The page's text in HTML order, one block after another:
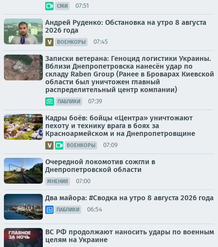
СМИ 07:51
Андрей Руденко: Обстановка на утро 8 августа
2026 года
ВОЕНКОРЫ 07:45
Записки ветерана: Геноцид логистики Украины.
Вблизи Днепропетровска нанесён удар по
складу Raben Group (Ранее в Броварах Киевской
области был уничтожен главный
распределительный центр компании)
ПАБЛИКИ 07:39
Кадры боёв: бойцы «Центра» уничтожают
пехоту и технику врага в боях за
Красноармейском и на Днепропетровщине
ВОЕНКОРЫ 07:09
Очередной локомотив сожгли в
Днепропетровской области
МНЕНИЯ 07:00
Два майора: #Сводка на утро 8 августа 2026 года
ПАБЛИКИ 06:54
ВС РФ продолжают наносить удары по военным
целям на Украине